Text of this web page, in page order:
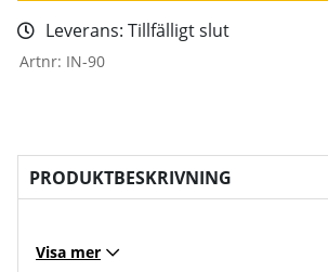
Leverans: Tillfälligt slut
Artnr: IN-90
PRODUKTBESKRIVNING
Visa mer